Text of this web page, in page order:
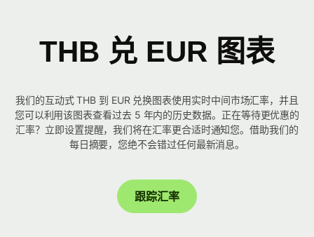
THB 兑 EUR 图表
我们的互动式 THB 到 EUR 兑换图表使用实时中间市场汇率，并且
您可以利用该图表查看过去 5 年内的历史数据。正在等待更优惠的
汇率？立即设置提醒，我们将在汇率更合适时通知您。借助我们的
每日摘要，您绝不会错过任何最新消息。
跟踪汇率